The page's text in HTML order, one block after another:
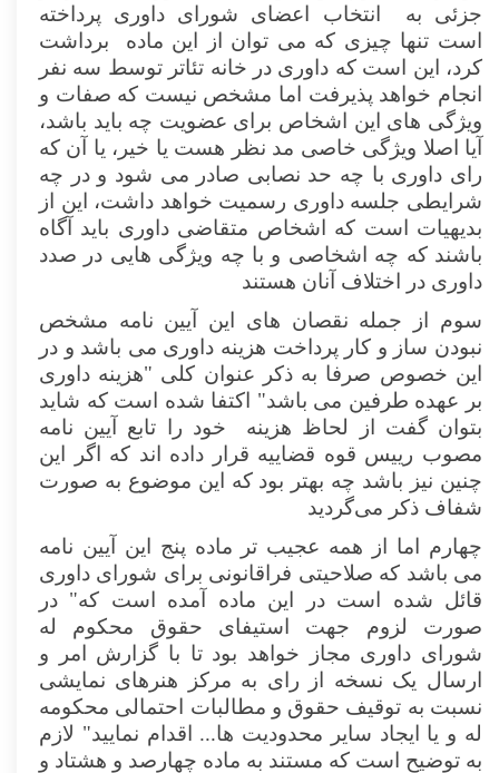
جزئی به انتخاب اعضای شورای داوری پرداخته
است تنها چیزی که می توان از این ماده برداشت
کرد، این است که داوری در خانه تئاتر توسط سه نفر
انجام خواهد پذیرفت اما مشخص نیست که صفات و
ویژگی های این اشخاص برای عضویت چه باید باشد،
آیا اصلا ویژگی خاصی مد نظر هست یا خیر، یا آن که
رای داوری با چه حد نصابی صادر می شود و در چه
شرایطی جلسه داوری رسمیت خواهد داشت، این از
بدیهیات است که اشخاص متقاضی داوری باید آگاه
باشند که چه اشخاصی و با چه ویژگی هایی در صدد
داوری در اختلاف آنان هستند
سوم از جمله نقصان های این آیین نامه مشخص
نبودن ساز و کار پرداخت هزینه داوری می باشد و در
این خصوص صرفا به ذکر عنوان کلی "هزینه داوری
بر عهده طرفین می باشد" اکتفا شده است که شاید
بتوان گفت از لحاظ هزینه خود را تابع آیین نامه
مصوب رییس قوه قضاییه قرار داده اند که اگر این
چنین نیز باشد چه بهتر بود که این موضوع به صورت
شفاف ذکر می‌گردید
چهارم اما از همه عجیب تر ماده پنج این آیین نامه
می باشد که صلاحیتی فراقانونی برای شورای داوری
قائل شده است در این ماده آمده است که" در
صورت لزوم جهت استیفای حقوق محکوم له
شورای داوری مجاز خواهد بود تا با گزارش امر و
ارسال یک نسخه از رای به مرکز هنرهای نمایشی
نسبت به توقیف حقوق و مطالبات احتمالی محکومه
له و یا ایجاد سایر محدودیت ها... اقدام نمایید" لازم
به توضیح است که مستند به ماده چهارصد و هشتاد و